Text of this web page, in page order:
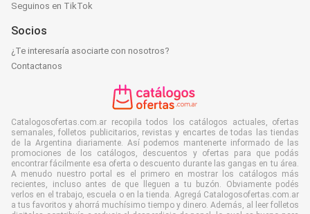
Seguinos en TikTok
Socios
¿Te interesaría asociarte con nosotros?
Contactanos
Catalogosofertas.com.ar recopila todos los catálogos actuales, ofertas
semanales, folletos publicitarios, revistas y encartes de todas las tiendas
de la Argentina diariamente. Así podemos mantenerte informado de las
promociones de los catálogos, descuentos y ofertas para que podás
encontrar fácilmente esa oferta o descuento durante las gangas en tu área.
A menudo nuestro portal es el primero en mostrar los catálogos más
recientes, incluso antes de que lleguen a tu buzón. Obviamente podés
verlos en el trabajo, escuela o en la tienda. Agregá Catalogosofertas.com.ar
a tus favoritos y ahorrá muchísimo tiempo y dinero. Además, al leer folletos